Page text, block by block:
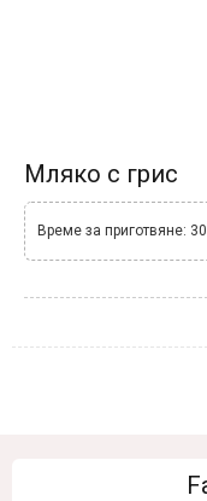
Мляко с грис
Време за приготвяне: